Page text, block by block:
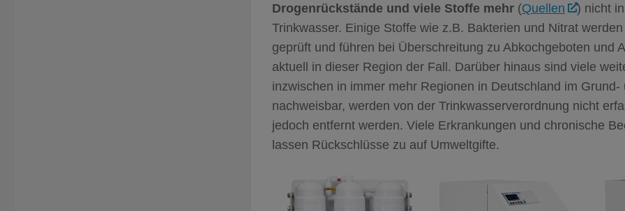
Drogenrückstände und viele Stoffe mehr (Quellen
) nicht
Trinkwasser. Einige Stoffe wie z.B. Bakterien und Nitrat
geprüft und führen bei Überschreitung zu Abkochgeboten und
aktuell in dieser Region der Fall. Darüber hinaus sind viele
inzwischen in immer mehr Regionen in Deutschland im Grund-
nachweisbar, werden von der Trinkwasserverordnung nicht
jedoch entfernt werden. Viele Erkrankungen und chronische
lassen Rückschlüsse zu auf Umweltgifte.